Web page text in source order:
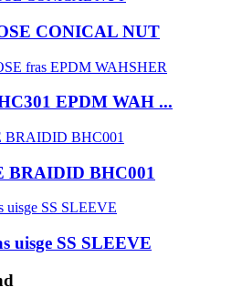
CONICAL NUT
EPDM WAH ...
BRAIDID BHC001
uisge SS SLEEVE